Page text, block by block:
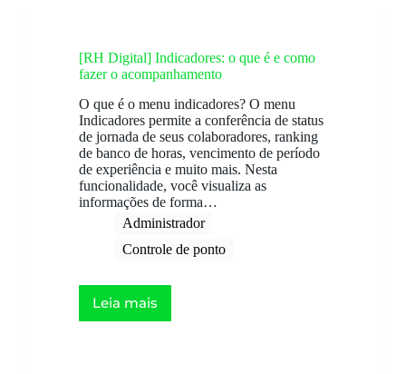
[RH Digital] Indicadores: o que é e como
fazer o acompanhamento
O que é o menu indicadores? O menu
Indicadores permite a conferência de status
de jornada de seus colaboradores, ranking
de banco de horas, vencimento de período
de experiência e muito mais. Nesta
funcionalidade, você visualiza as
informações de forma…
Administrador
Controle de ponto
Leia mais